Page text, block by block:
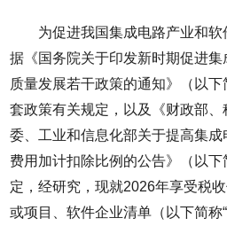
为促进我国集成电路产业和
据《国务院关于印发新时期促进
质量发展若干政策的通知》（以
套政策有关规定，以及《财政部
委、工业和信息化部关于提高集
费用加计扣除比例的公告》（以
定，经研究，现就2026年享受税
或项目、软件企业清单（以下简称